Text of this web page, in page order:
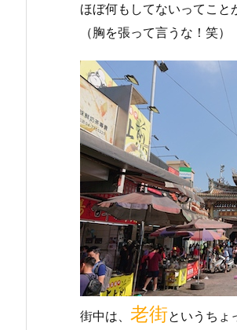
ほぼ何もしてないってこと
（胸を張って言うな！笑）
街中は、 老街というちょ